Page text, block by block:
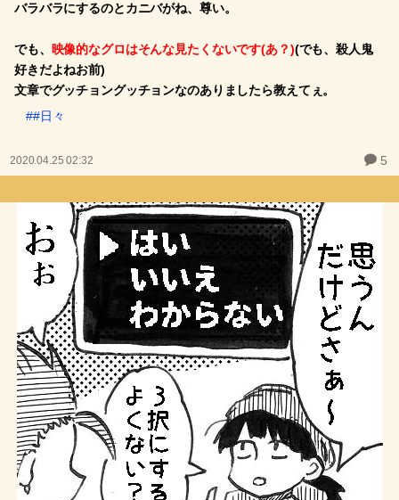
バラバラにするのとカニバがね、尊い。
でも、 映像的なグロはそんな見たくないです(あ？)(でも、殺人鬼
好きだよねお前)
文章でグッチョングッチョンなのありましたら教えてぇ。
##日々
2020.04.25 02:32 5